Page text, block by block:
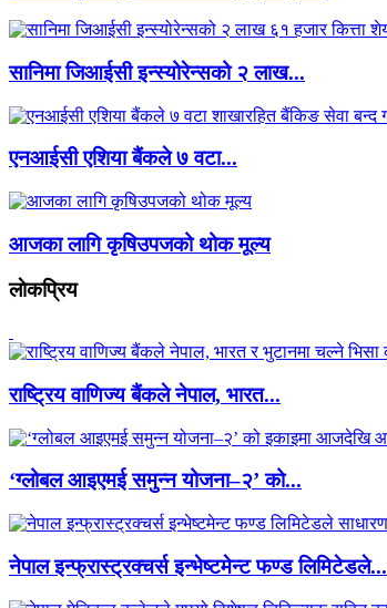
सानिमा जिआईसी इन्स्योरेन्सको २ लाख...
एनआईसी एशिया बैंकले ७ वटा...
आजका लागि कृषिउपजको थोक मूल्य
लाेकप्रिय
राष्ट्रिय वाणिज्य बैंकले नेपाल, भारत...
‘ग्लोबल आइएमई समुन्न योजना–२’ को...
नेपाल इन्फ्रास्ट्रक्चर्स इन्भेष्टमेन्ट फण्ड लिमिटेडले...